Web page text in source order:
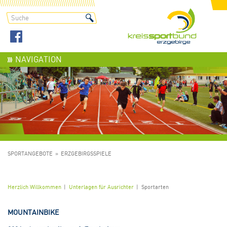
NAVIGATION
SPORTANGEBOTE ERZGEBIRGSSPIELE
Herzlich Willkommen Unterlagen für Ausrichter Sportarten
MOUNTAINBIKE